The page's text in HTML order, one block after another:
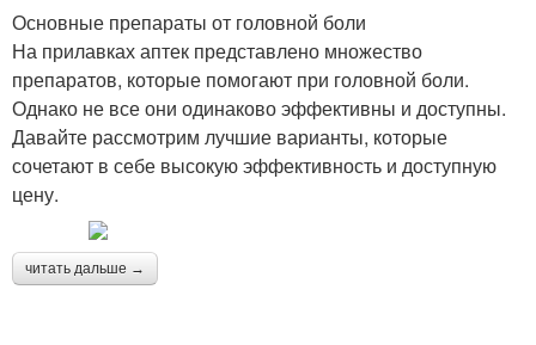
Основные препараты от головной боли
На прилавках аптек представлено множество
препаратов, которые помогают при головной боли.
Однако не все они одинаково эффективны и доступны.
Давайте рассмотрим лучшие варианты, которые
сочетают в себе высокую эффективность и доступную
цену.
читать дальше →